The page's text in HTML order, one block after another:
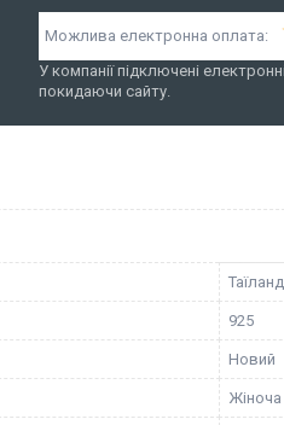
У компанії підключені
покидаючи сайту.
Таїланд
925
Новий
Жіноча